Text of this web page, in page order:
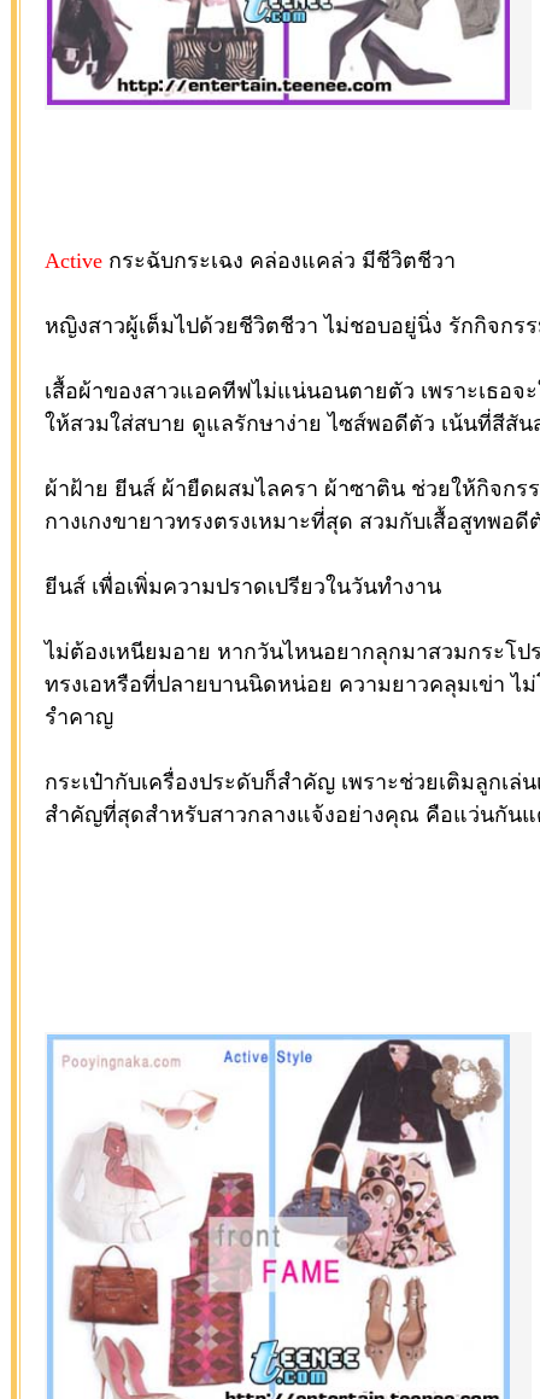
Activeกระฉับกระเฉง คล่องแคล่ว มีชีวิตชีวา
หญิงสาวผู้เต็มไปด้วยชีวิตชีวา ไม่ชอบอยู่นิ่ง รักกิจกร
เสื้อผ้าของสาวแอคทีฟไม่แน่นอนตายตัว เพราะเธอ
ให้สวมใส่สบาย ดูแลรักษาง่าย ไซส์พอดีตัว เน้นที่สีสั
ผ้าฝ้าย ยีนส์ ผ้ายืดผสมไลครา ผ้าซาติน ช่วยให้กิจกร
กางเกงขายาวทรงตรงเหมาะที่สุด สวมกับเสื้อสูทพอดี
ยีนส์ เพื่อเพิ่มความปราดเปรียวในวันทำงาน
ไม่ต้องเหนียมอาย หากวันไหนอยากลุกมาสวมกระโป
ทรงเอหรือที่ปลายบานนิดหน่อย ความยาวคลุมเข่า ไ
รำคาญ
กระเป๋ากับเครื่องประดับก็สำคัญ เพราะช่วยเติมลูกเล่น
สำคัญที่สุดสำหรับสาวกลางแจ้งอย่างคุณ คือแว่นกันแ